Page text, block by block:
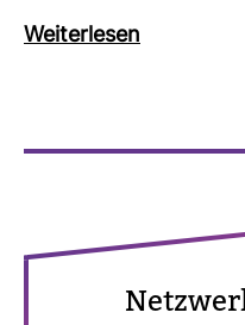
Wei­ter­lesen